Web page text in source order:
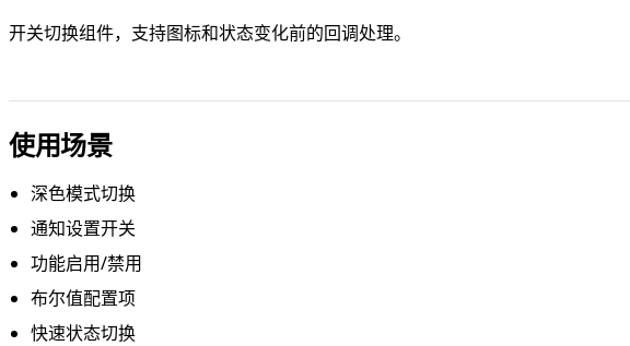
开关切换组件，支持图标和状态变化前的回调处理。
使用场景
深色模式切换
通知设置开关
功能启用/禁用
布尔值配置项
快速状态切换